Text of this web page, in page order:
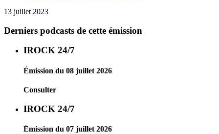
13 juillet 2023
Derniers podcasts de cette émission
IROCK 24/7
Émission du 08 juillet 2026
Consulter
IROCK 24/7
Émission du 07 juillet 2026